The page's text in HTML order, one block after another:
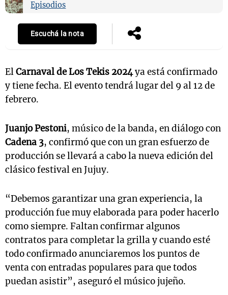
Episodios
Escuchá la nota
ElCarnaval de Los Tekis 2024ya está confirmado
y tiene fecha. El evento tendrá lugar del 9 al 12 de
febrero.
Juanjo Pestoni, músico de la banda, en diálogo con
Cadena 3, confirmó que con un gran esfuerzo de
producción se llevará a cabo la nueva edición del
clásico festival en Jujuy.
“Debemos garantizar una gran experiencia, la
producción fue muy elaborada para poder hacerlo
como siempre. Faltan confirmar algunos
contratos para completar la grilla y cuando esté
todo confirmado anunciaremos los puntos de
venta con entradas populares para que todos
puedan asistir”, aseguró el músico jujeño.